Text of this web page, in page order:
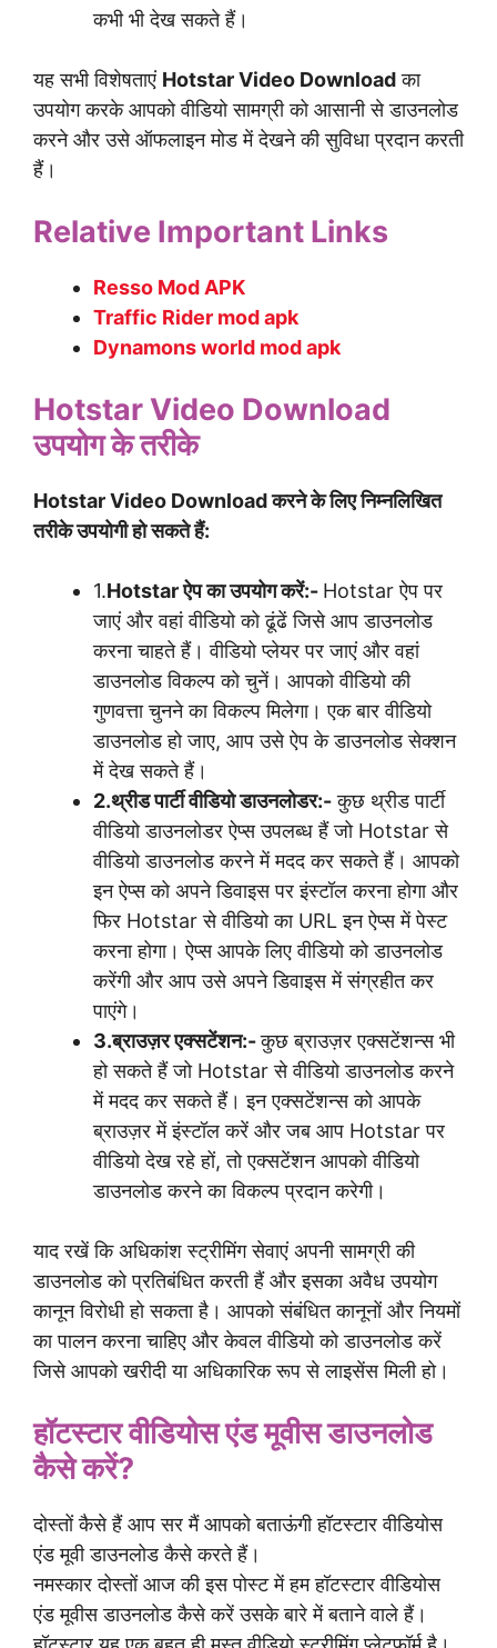
कभी भी देख सकते हैं।
यह सभी विशेषताएं Hotstar Video Downloadका
उपयोग करके आपको वीडियो सामग्री को आसानी से डाउनलोड
करने और उसे ऑफलाइन मोड में देखने की सुविधा प्रदान करती
हैं।
Relative Important Links
Resso Mod APK
Traffic Rider mod apk
Dynamons world mod apk
Hotstar Video Download
उपयोग के तरीके
Hotstar Video Download करने के लिए निम्नलिखित
तरीके उपयोगी हो सकते हैं:
1.Hotstar ऐप का उपयोग करें:- Hotstar ऐप पर
जाएं और वहां वीडियो को ढूंढें जिसे आप डाउनलोड
करना चाहते हैं। वीडियो प्लेयर पर जाएं और वहां
डाउनलोड विकल्प को चुनें। आपको वीडियो की
गुणवत्ता चुनने का विकल्प मिलेगा। एक बार वीडियो
डाउनलोड हो जाए, आप उसे ऐप के डाउनलोड सेक्शन
में देख सकते हैं।
2.थ्रीड पार्टी वीडियो डाउनलोडर:-कुछ थ्रीड पार्टी
वीडियो डाउनलोडर ऐप्स उपलब्ध हैं जो Hotstar से
वीडियो डाउनलोड करने में मदद कर सकते हैं। आपको
इन ऐप्स को अपने डिवाइस पर इंस्टॉल करना होगा और
फिर Hotstar से वीडियो का URL इन ऐप्स में पेस्ट
करना होगा। ऐप्स आपके लिए वीडियो को डाउनलोड
करेंगी और आप उसे अपने डिवाइस में संग्रहीत कर
पाएंगे।
3.ब्राउज़र एक्सटेंशन:-कुछ ब्राउज़र एक्सटेंशन्स भी
हो सकते हैं जो Hotstar से वीडियो डाउनलोड करने
में मदद कर सकते हैं। इन एक्सटेंशन्स को आपके
ब्राउज़र में इंस्टॉल करें और जब आप Hotstar पर
वीडियो देख रहे हों, तो एक्सटेंशन आपको वीडियो
डाउनलोड करने का विकल्प प्रदान करेगी।
याद रखें कि अधिकांश स्ट्रीमिंग सेवाएं अपनी सामग्री की
डाउनलोड को प्रतिबंधित करती हैं और इसका अवैध उपयोग
कानून विरोधी हो सकता है। आपको संबंधित कानूनों और नियमों
का पालन करना चाहिए और केवल वीडियो को डाउनलोड करें
जिसे आपको खरीदी या अधिकारिक रूप से लाइसेंस मिली हो।
हॉटस्टार वीडियोस एंड मूवीस डाउनलोड
कैसे करें?
दोस्तों कैसे हैं आप सर मैं आपको बताऊंगी हॉटस्टार वीडियोस
एंड मूवी डाउनलोड कैसे करते हैं।
नमस्कार दोस्तों आज की इस पोस्ट में हम हॉटस्टार वीडियोस
एंड मूवीस डाउनलोड कैसे करें उसके बारे में बताने वाले हैं।